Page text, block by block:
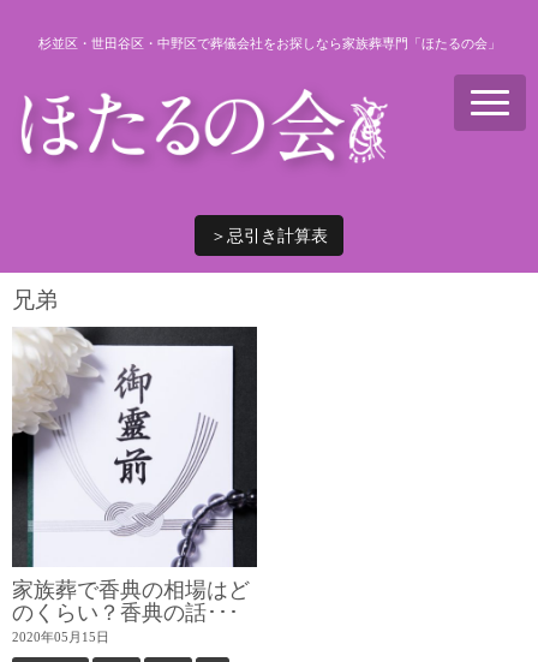
杉並区・世田谷区・中野区で葬儀会社をお探しなら家族葬専門「ほたるの会」
N
a
v
n
＞忌引き計算表
兄弟
家族葬で香典の相場はど
のくらい？香典の話･･･
2020年05月15日